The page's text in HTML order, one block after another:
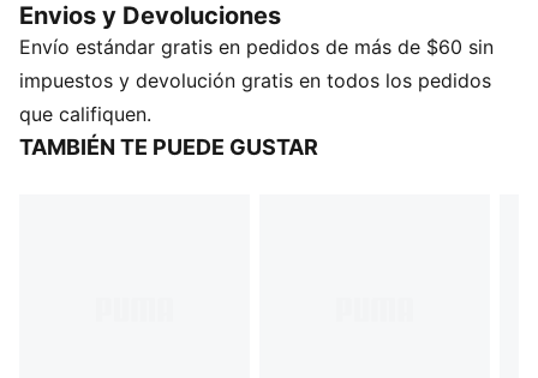
DETALLES
Producto diseñado para: Lifestyle by PUMA
Ancho: regular
Cierre: cordones
Tipo de talón: plano
Envios y Devoluciones
Envío estándar gratis en pedidos de más de $60 sin
impuestos y devolución gratis en todos los pedidos
que califiquen.
TAMBIÉN TE PUEDE GUSTAR